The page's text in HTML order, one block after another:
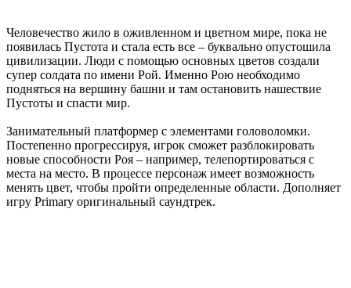
Человечество жило в оживленном и цветном мире, пока не
появилась Пустота и стала есть все – буквально опустошила
цивилизации. Люди с помощью основных цветов создали
супер солдата по имени Рой. Именно Рою необходимо
подняться на вершину башни и там остановить нашествие
Пустоты и спасти мир.
Занимательный платформер с элементами головоломки.
Постепенно прогрессируя, игрок сможет разблокировать
новые способности Роя – например, телепортироваться с
места на место. В процессе персонаж имеет возможность
менять цвет, чтобы пройти определенные области. Дополняет
игру Primary оригинальный саундтрек.